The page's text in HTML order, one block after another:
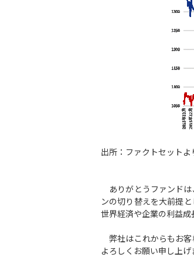
出所：ファクトセット
ありがとうファンドは
ンの切り替えを大前提
世界経済や企業の利益成
弊社はこれからもお客
よろしくお願い申し上げ